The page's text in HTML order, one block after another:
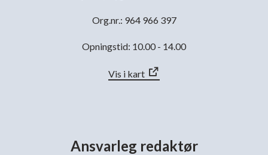
Org.nr.: 964 966 397
Opningstid: 10.00 - 14.00
Vis i kart
Ansvarleg redaktør